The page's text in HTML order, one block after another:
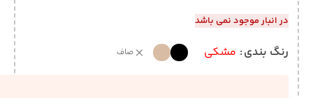
در انبار موجود نمی باشد
رنگ بندی مشکی صاف